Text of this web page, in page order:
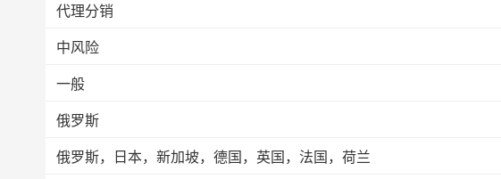
代理分销
中风险
一般
俄罗斯
俄罗斯，日本，新加坡，德国，英国，法国，荷兰